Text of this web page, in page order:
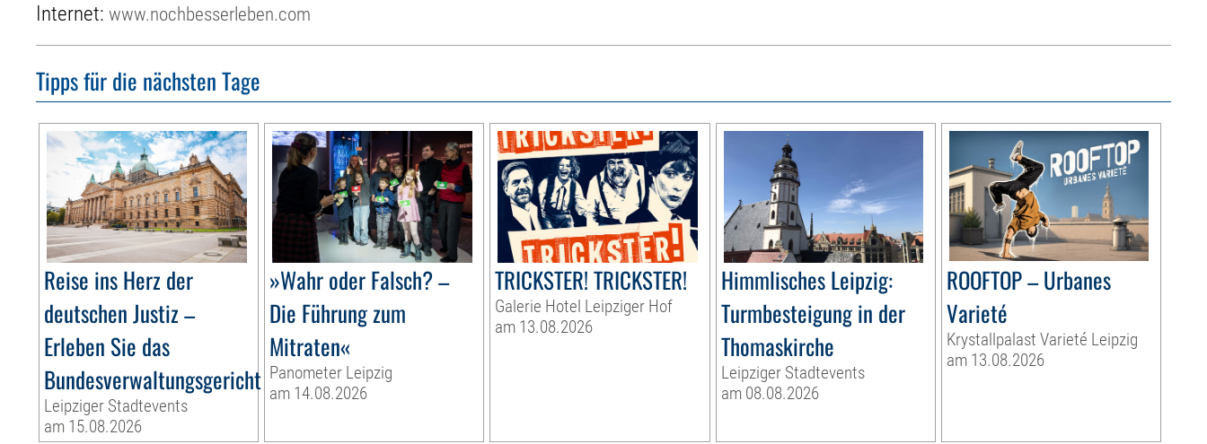
Internet:www.nochbesserleben.com
Tipps für die nächsten Tage
Reise ins Herz der
deutschen Justiz –
Erleben Sie das
Bundesverwaltungsgericht
Leipziger Stadtevents
am 15.08.2026
»Wahr oder Falsch? –
Die Führung zum
Mitraten«
Panometer Leipzig
am 14.08.2026
TRICKSTER! TRICKSTER!
Galerie Hotel Leipziger Hof
am 13.08.2026
Himmlisches Leipzig:
Turmbesteigung in der
Thomaskirche
Leipziger Stadtevents
am 08.08.2026
ROOFTOP – Urbanes
Varieté
Krystallpalast Varieté Leipzig
am 13.08.2026